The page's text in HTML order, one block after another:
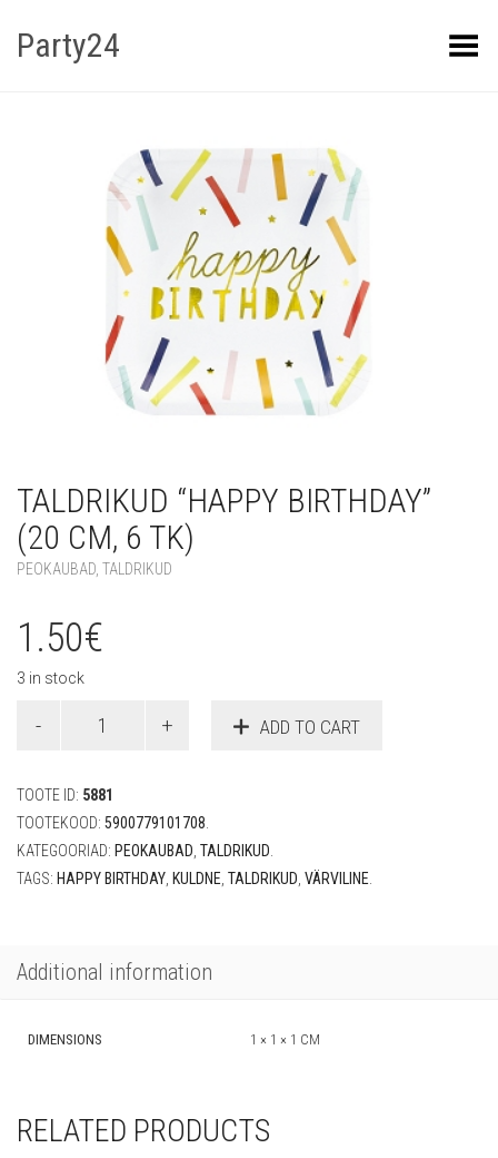
Party24 Kuva menüü
TALDRIKUD “HAPPY BIRTHDAY”
(20 CM, 6 TK)
PEOKAUBAD TALDRIKUD
1.50€
3 in stock
"Happy
cm,
6
tk)
ADD TO CART
TOOTE ID: 5881
TOOTEKOOD: 5900779101708
KATEGOORIAD: PEOKAUBAD TALDRIKUD
TAGS: HAPPY BIRTHDAY KULDNE TALDRIKUD VÄRVILINE
Additional information
DIMENSIONS 1 × 1 × 1 CM
RELATED PRODUCTS